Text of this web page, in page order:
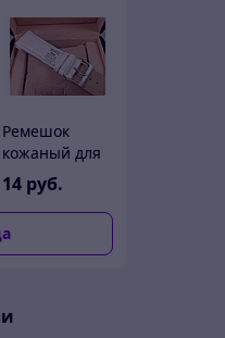
Ремешок
кожаный для
часов 8 мм
CRW026-8
14 руб.